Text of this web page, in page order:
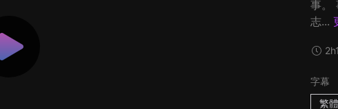
事。
志...
字幕
繁